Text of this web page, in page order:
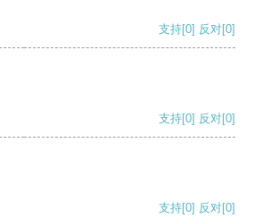
支持[0] 反对[0]
支持[0] 反对[0]
支持[0] 反对[0]